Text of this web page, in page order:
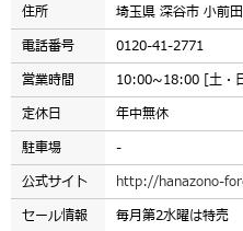
住所
埼玉県 深谷市 小前
電話番号
0120-41-2771
営業時間
10:00~18:00 [土・
定休日
年中無休
駐車場
-
公式サイト
http://hanazono-
セール情報
毎月第2水曜は特売